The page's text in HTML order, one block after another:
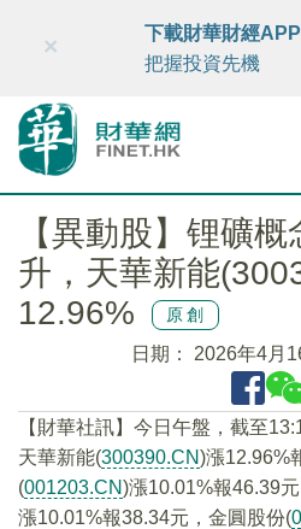
財華智庫網 FINTV
×
下載財華財經APP
把握投資先機
【異動股】锂礦
升，天華新能
12.96%
原創
日期： 2026年4月
【財華社訊】今日午盤，截至
天華新能(300390.CN)漲12.96%
(001203.CN)漲10.01%報46.39
漲10.01%報38.34元，金圓股份(